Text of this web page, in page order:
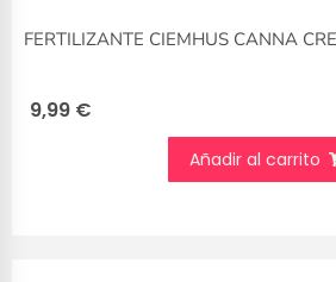
FERTILIZANTE CIEMHUS CANNA
9,99 €
Añadir al carrito